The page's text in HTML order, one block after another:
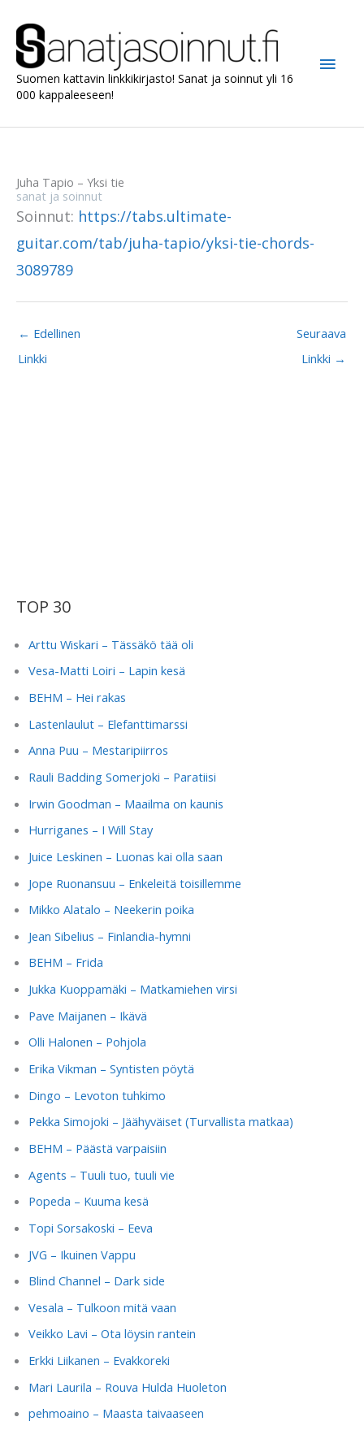
sisältöön
Suomen kattavin linkkikirjasto! Sanat ja soinnut yli 16
000 kappaleeseen!
Juha Tapio – Yksi tie
sanat ja soinnut
Soinnut: https://tabs.ultimate-
guitar.com/tab/juha-tapio/yksi-tie-chords-
3089789
← Edellinen
Linkki
Seuraava
Linkki →
TOP 30
Arttu Wiskari – Tässäkö tää oli
Vesa-Matti Loiri – Lapin kesä
BEHM – Hei rakas
Lastenlaulut – Elefanttimarssi
Anna Puu – Mestaripiirros
Rauli Badding Somerjoki – Paratiisi
Irwin Goodman – Maailma on kaunis
Hurriganes – I Will Stay
Juice Leskinen – Luonas kai olla saan
Jope Ruonansuu – Enkeleitä toisillemme
Mikko Alatalo – Neekerin poika
Jean Sibelius – Finlandia-hymni
BEHM – Frida
Jukka Kuoppamäki – Matkamiehen virsi
Pave Maijanen – Ikävä
Olli Halonen – Pohjola
Erika Vikman – Syntisten pöytä
Dingo – Levoton tuhkimo
Pekka Simojoki – Jäähyväiset (Turvallista matkaa)
BEHM – Päästä varpaisiin
Agents – Tuuli tuo, tuuli vie
Popeda – Kuuma kesä
Topi Sorsakoski – Eeva
JVG – Ikuinen Vappu
Blind Channel – Dark side
Vesala – Tulkoon mitä vaan
Veikko Lavi – Ota löysin rantein
Erkki Liikanen – Evakkoreki
Mari Laurila – Rouva Hulda Huoleton
pehmoaino – Maasta taivaaseen